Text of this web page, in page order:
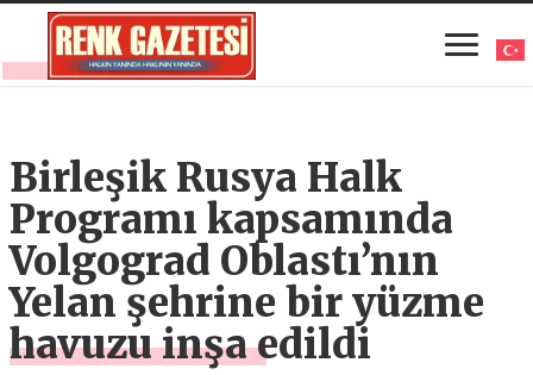
Birleşik Rusya Halk
Programı kapsamında
Volgograd Oblastı’nın
Yelan şehrine bir yüzme
havuzu inşa edildi